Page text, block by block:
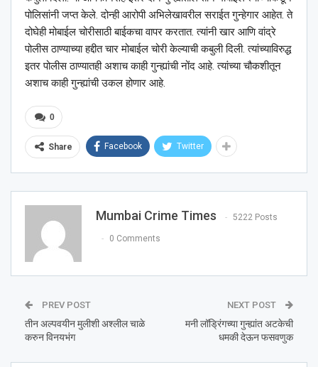
पोलिसांनी जप्त केले. दोन्ही आरोपी अभिलेखावरील सराईत गुन्हेगार आहेत. ते
दोघेही मोबाईल चोरीसाठी बाईकचा वापर करतात. त्यांनी खार आणि वांद्रे
पोलीस ठाण्याच्या हद्दीत चार मोबाईल चोरी केल्याची कबुली दिली. त्यांच्याविरुद्ध
इतर पोलीस ठाण्यातही अशाच काही गुन्ह्यांची नोंद आहे. त्यांच्या चौकशीतून
अशाच काही गुन्ह्यांची उकल होणार आहे.
0
Share Facebook Twitter
Mumbai Crime Times 5222 Posts
0 Comments
PREV POST
तीन अल्पवयीन मुलीशी अश्‍लील चाळे
करुन विनयभंग
NEXT POST
मनी लॉड्रिंगच्या गुन्ह्यांत अटकेची
धमकी देऊन फसवणुक